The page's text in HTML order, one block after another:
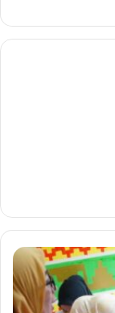
P
l
t
.